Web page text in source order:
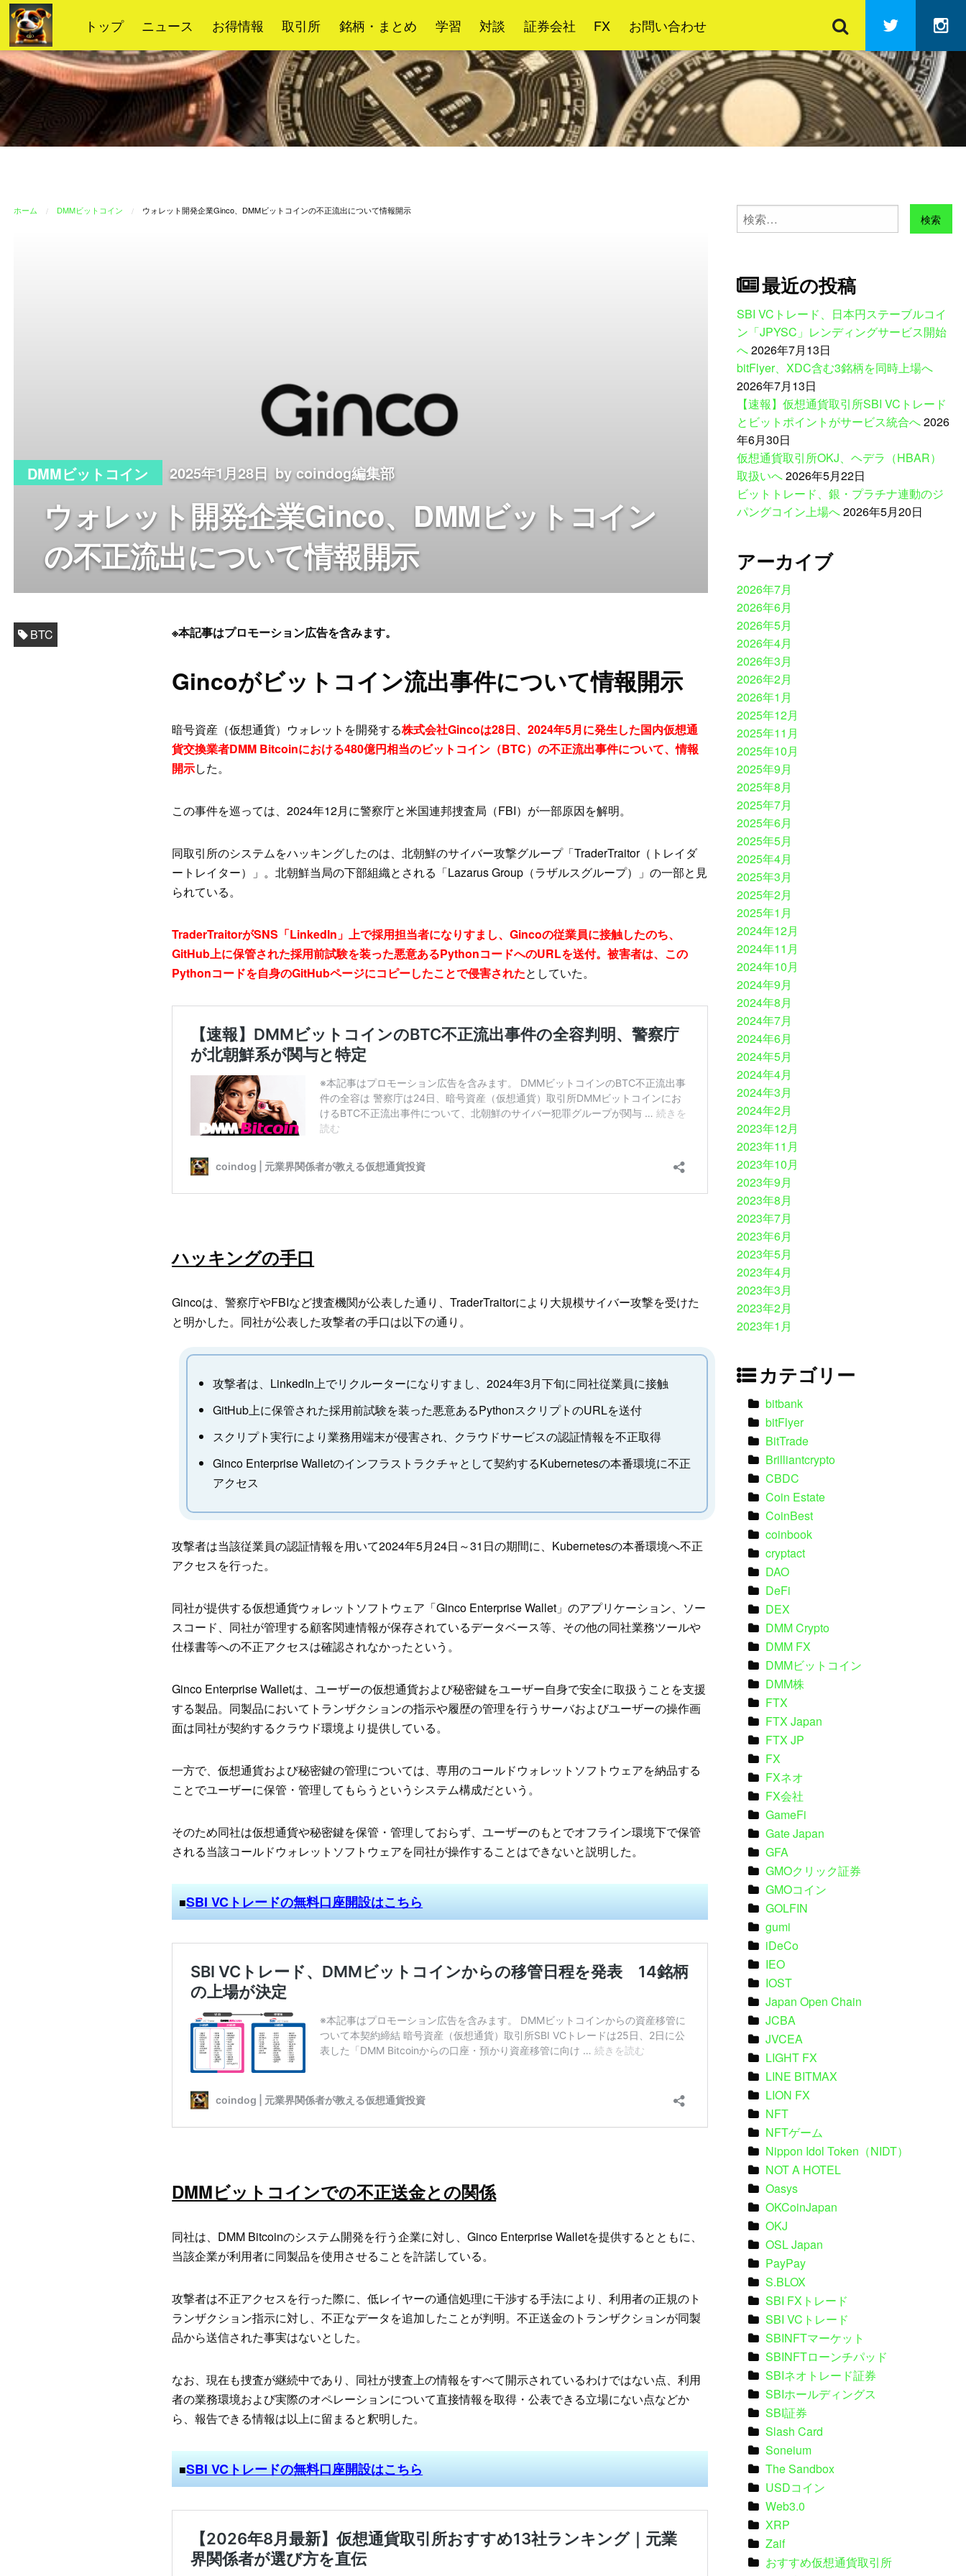
コ
ン
テ
ン
ツ
ス
キ
ッ
トップ ニュース お得情報 取引所 銘柄・まとめ 学習 対談 証券会社 FX お問い合わせ Twitter
ホーム DMMビットコイン ウォレット開発企業Ginco、DMMビットコインの不正流出について情報開示
DMMビットコイン 2025年1月28日 by coindog編集部
ウォレット開発企業Ginco、DMMビットコイン
の不正流出について情報開示
※本記事はプロモーション広告を含みます。
Gincoがビットコイン流出事件について情報開示
暗号資産（仮想通貨）ウォレットを開発する株式会社Gincoは28日、2024年5月に発生した国内仮想通
貨交換業者DMM Bitcoinにおける480億円相当のビットコイン（BTC）の不正流出事件について、情報
開示した。
この事件を巡っては、2024年12月に警察庁と米国連邦捜査局（FBI）が一部原因を解明。
同取引所のシステムをハッキングしたのは、北朝鮮のサイバー攻撃グループ「TraderTraitor（トレイダ
ートレイター）」。北朝鮮当局の下部組織とされる「Lazarus Group（ラザルスグループ）」の一部と見
られている。
TraderTraitorがSNS「LinkedIn」上で採用担当者になりすまし、Gincoの従業員に接触したのち、
GitHub上に保管された採用前試験を装った悪意あるPythonコードへのURLを送付。被害者は、この
Pythonコードを自身のGitHubページにコピーしたことで侵害されたとしていた。
ハッキングの手口
Gincoは、警察庁やFBIなど捜査機関が公表した通り、TraderTraitorにより大規模サイバー攻撃を受けた
と明かした。同社が公表した攻撃者の手口は以下の通り。
攻撃者は、LinkedIn上でリクルーターになりすまし、2024年3月下旬に同社従業員に接触
GitHub上に保管された採用前試験を装った悪意あるPythonスクリプトのURLを送付
スクリプト実行により業務用端末が侵害され、クラウドサービスの認証情報を不正取得
Ginco Enterprise Walletのインフラストラクチャとして契約するKubernetesの本番環境に不正
アクセス
攻撃者は当該従業員の認証情報を用いて2024年5月24日～31日の期間に、Kubernetesの本番環境へ不正
アクセスを行った。
同社が提供する仮想通貨ウォレットソフトウェア「Ginco Enterprise Wallet」のアプリケーション、ソー
スコード、同社が管理する顧客関連情報が保存されているデータベース等、その他の同社業務ツールや
仕様書等への不正アクセスは確認されなかったという。
Ginco Enterprise Walletは、ユーザーの仮想通貨および秘密鍵をユーザー自身で安全に取扱うことを支援
する製品。同製品においてトランザクションの指示や履歴の管理を行うサーバおよびユーザーの操作画
面は同社が契約するクラウド環境より提供している。
一方で、仮想通貨および秘密鍵の管理については、専用のコールドウォレットソフトウェアを納品する
ことでユーザーに保管・管理してもらうというシステム構成だという。
そのため同社は仮想通貨や秘密鍵を保管・管理しておらず、ユーザーのもとでオフライン環境下で保管
される当該コールドウォレットソフトウェアを同社が操作することはできないと説明した。
■SBI VCトレードの無料口座開設はこちら
DMMビットコインでの不正送金との関係
同社は、DMM Bitcoinのシステム開発を行う企業に対し、Ginco Enterprise Walletを提供するとともに、
当該企業が利用者に同製品を使用させることを許諾している。
攻撃者は不正アクセスを行った際に、低レイヤーの通信処理に干渉する手法により、利用者の正規のト
ランザクション指示に対し、不正なデータを追加したことが判明。不正送金のトランザクションが同製
品から送信された事実はないとした。
なお、現在も捜査が継続中であり、同社が捜査上の情報をすべて開示されているわけではない点、利用
者の業務環境および実際のオペレーションについて直接情報を取得・公表できる立場にない点などか
ら、報告できる情報は以上に留まると釈明した。
■SBI VCトレードの無料口座開設はこちら
BTC
検
索:
最近の投稿
SBI VCトレード、日本円ステーブルコイ
ン「JPYSC」レンディングサービス開始
へ2026年7月13日
bitFlyer、XDC含む3銘柄を同時上場へ
2026年7月13日
【速報】仮想通貨取引所SBI VCトレード
とビットポイントがサービス統合へ2026
年6月30日
仮想通貨取引所OKJ、ヘデラ（HBAR）
取扱いへ2026年5月22日
ビットトレード、銀・プラチナ連動のジ
パングコイン上場へ2026年5月20日
アーカイブ
2026年7月
2026年6月
2026年5月
2026年4月
2026年3月
2026年2月
2026年1月
2025年12月
2025年11月
2025年10月
2025年9月
2025年8月
2025年7月
2025年6月
2025年5月
2025年4月
2025年3月
2025年2月
2025年1月
2024年12月
2024年11月
2024年10月
2024年9月
2024年8月
2024年7月
2024年6月
2024年5月
2024年4月
2024年3月
2024年2月
2023年12月
2023年11月
2023年10月
2023年9月
2023年8月
2023年7月
2023年6月
2023年5月
2023年4月
2023年3月
2023年2月
2023年1月
カテゴリー
bitbank
bitFlyer
BitTrade
Brilliantcrypto
CBDC
Coin Estate
CoinBest
coinbook
cryptact
DAO
DeFi
DEX
DMM Crypto
DMM FX
DMMビットコイン
DMM株
FTX
FTX Japan
FTX JP
FX
FXネオ
FX会社
GameFi
Gate Japan
GFA
GMOクリック証券
GMOコイン
GOLFIN
gumi
iDeCo
IEO
IOST
Japan Open Chain
JCBA
JVCEA
LIGHT FX
LINE BITMAX
LION FX
NFT
NFTゲーム
Nippon Idol Token（NIDT）
NOT A HOTEL
Oasys
OKCoinJapan
OKJ
OSL Japan
PayPay
S.BLOX
SBI FXトレード
SBI VCトレード
SBINFTマーケット
SBINFTローンチパッド
SBIネオトレード証券
SBIホールディングス
SBI証券
Slash Card
Soneium
The Sandbox
USDコイン
Web3.0
XRP
Zaif
おすすめ仮想通貨取引所